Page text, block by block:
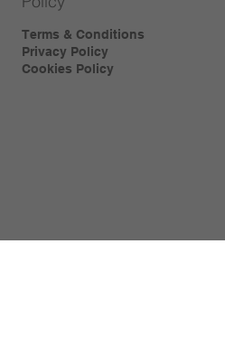
Terms & Conditions
Privacy Policy
Cookies Policy